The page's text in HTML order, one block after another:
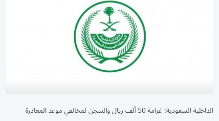
الداخلية السعودية: غرامة 50 ألف ريال والسجن لمخالفي موعد المغادرة